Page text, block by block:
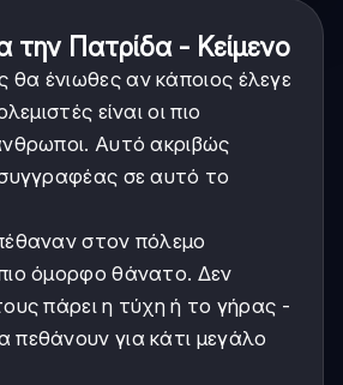
την Πατρίδα - Κείμενο
ένιωθες αν κάποιος έλεγε
είναι οι πιο
Αυτό ακριβώς
σε αυτό το
στον πόλεμο
όμορφο θάνατο. Δεν
πάρει η τύχη ή το γήρας -
πεθάνουν για κάτι μεγάλο